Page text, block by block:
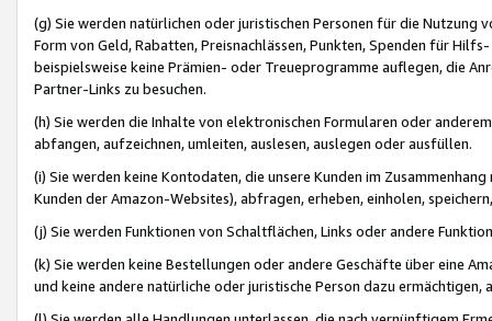
(g) Sie werden natürlichen oder juristischen Personen für die Nutzung
Form von Geld, Rabatten, Preisnachlässen, Punkten, Spenden für
beispielsweise keine Prämien- oder Treueprogramme auflegen, die
Partner-Links zu besuchen.
(h) Sie werden die Inhalte von elektronischen Formularen oder
abfangen, aufzeichnen, umleiten, auslesen, auslegen oder ausfüllen.
(i) Sie werden keine Kontodaten, die unsere Kunden im
Kunden der Amazon-Websites), abfragen, erheben, einholen,
(j) Sie werden Funktionen von Schaltflächen, Links oder andere
(k) Sie werden keine Bestellungen oder andere Geschäfte über eine
und keine andere natürliche oder juristische Person dazu